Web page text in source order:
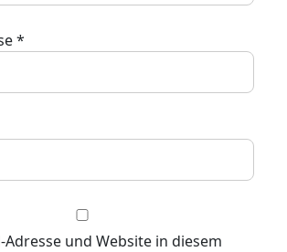
*
Adresse und Website in diesem